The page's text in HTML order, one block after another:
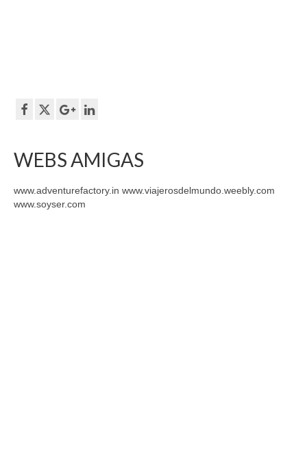
WEBS AMIGAS
www.adventurefactory.in www.viajerosdelmundo.weebly.com
www.soyser.com